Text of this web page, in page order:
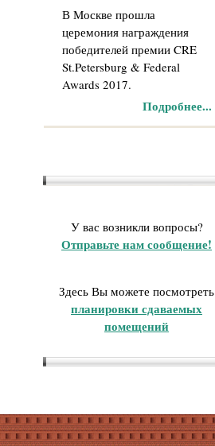
В Москве прошла
церемония награждения
победителей премии CRE
St.Petersburg & Federal
Awards 2017.
Подробнее...
У вас возникли вопросы?
Отправьте нам сообщение!
Здесь Вы можете посмотреть
планировки сдаваемых
помещений